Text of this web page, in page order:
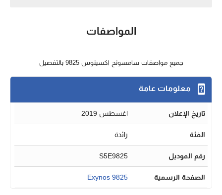
المواصفات
جميع مواصفات سامسونج اكسينوس 9825 بالتفصيل
معلومات عامة
تاريخ الإعلان اغسطس 2019
الفئة رائدة
رقم الموديل S5E9825
الصفحة الرسمية Exynos 9825